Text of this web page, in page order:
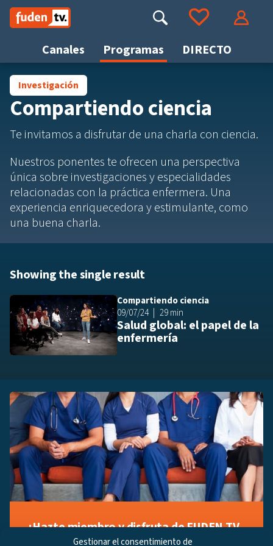
Gestionar el consentimiento de
Saltar
contenido
Canales Programas DIRECTO
Buscar Ir a tus favoritos
Investigación
Compartiendo ciencia
Te invitamos a disfrutar de una charla con ciencia.
Nuestros ponentes te ofrecen una perspectiva
única sobre investigaciones y especialidades
relacionadas con la práctica enfermera. Una
experiencia enriquecedora y estimulante, como
una buena charla.
Showing the single result
Compartiendo ciencia
09/07/24
29 min
Salud global: el papel de la
enfermería
¡Hazte miembro y disfruta de FUDEN TV
a tu manera!